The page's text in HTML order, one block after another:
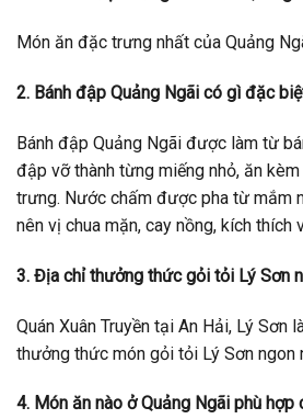
Món ăn đặc trưng nhất của Quảng
2. Bánh đập Quảng Ngãi có gì đặc
Bánh đập Quảng Ngãi được làm từ
đập vỡ thành từng miếng nhỏ, ăn
trưng. Nước chấm được pha từ mắm
nên vị chua mặn, cay nồng, kích thích
3. Địa chỉ thưởng thức gỏi tỏi Lý Sơn
Quán Xuân Truyền tại An Hải, Lý Sơn
thưởng thức món gỏi tỏi Lý Sơn ngon
4. Món ăn nào ở Quảng Ngãi phù hợp